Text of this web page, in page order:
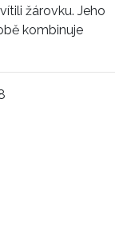
žárovku. Jeho
kombinuje